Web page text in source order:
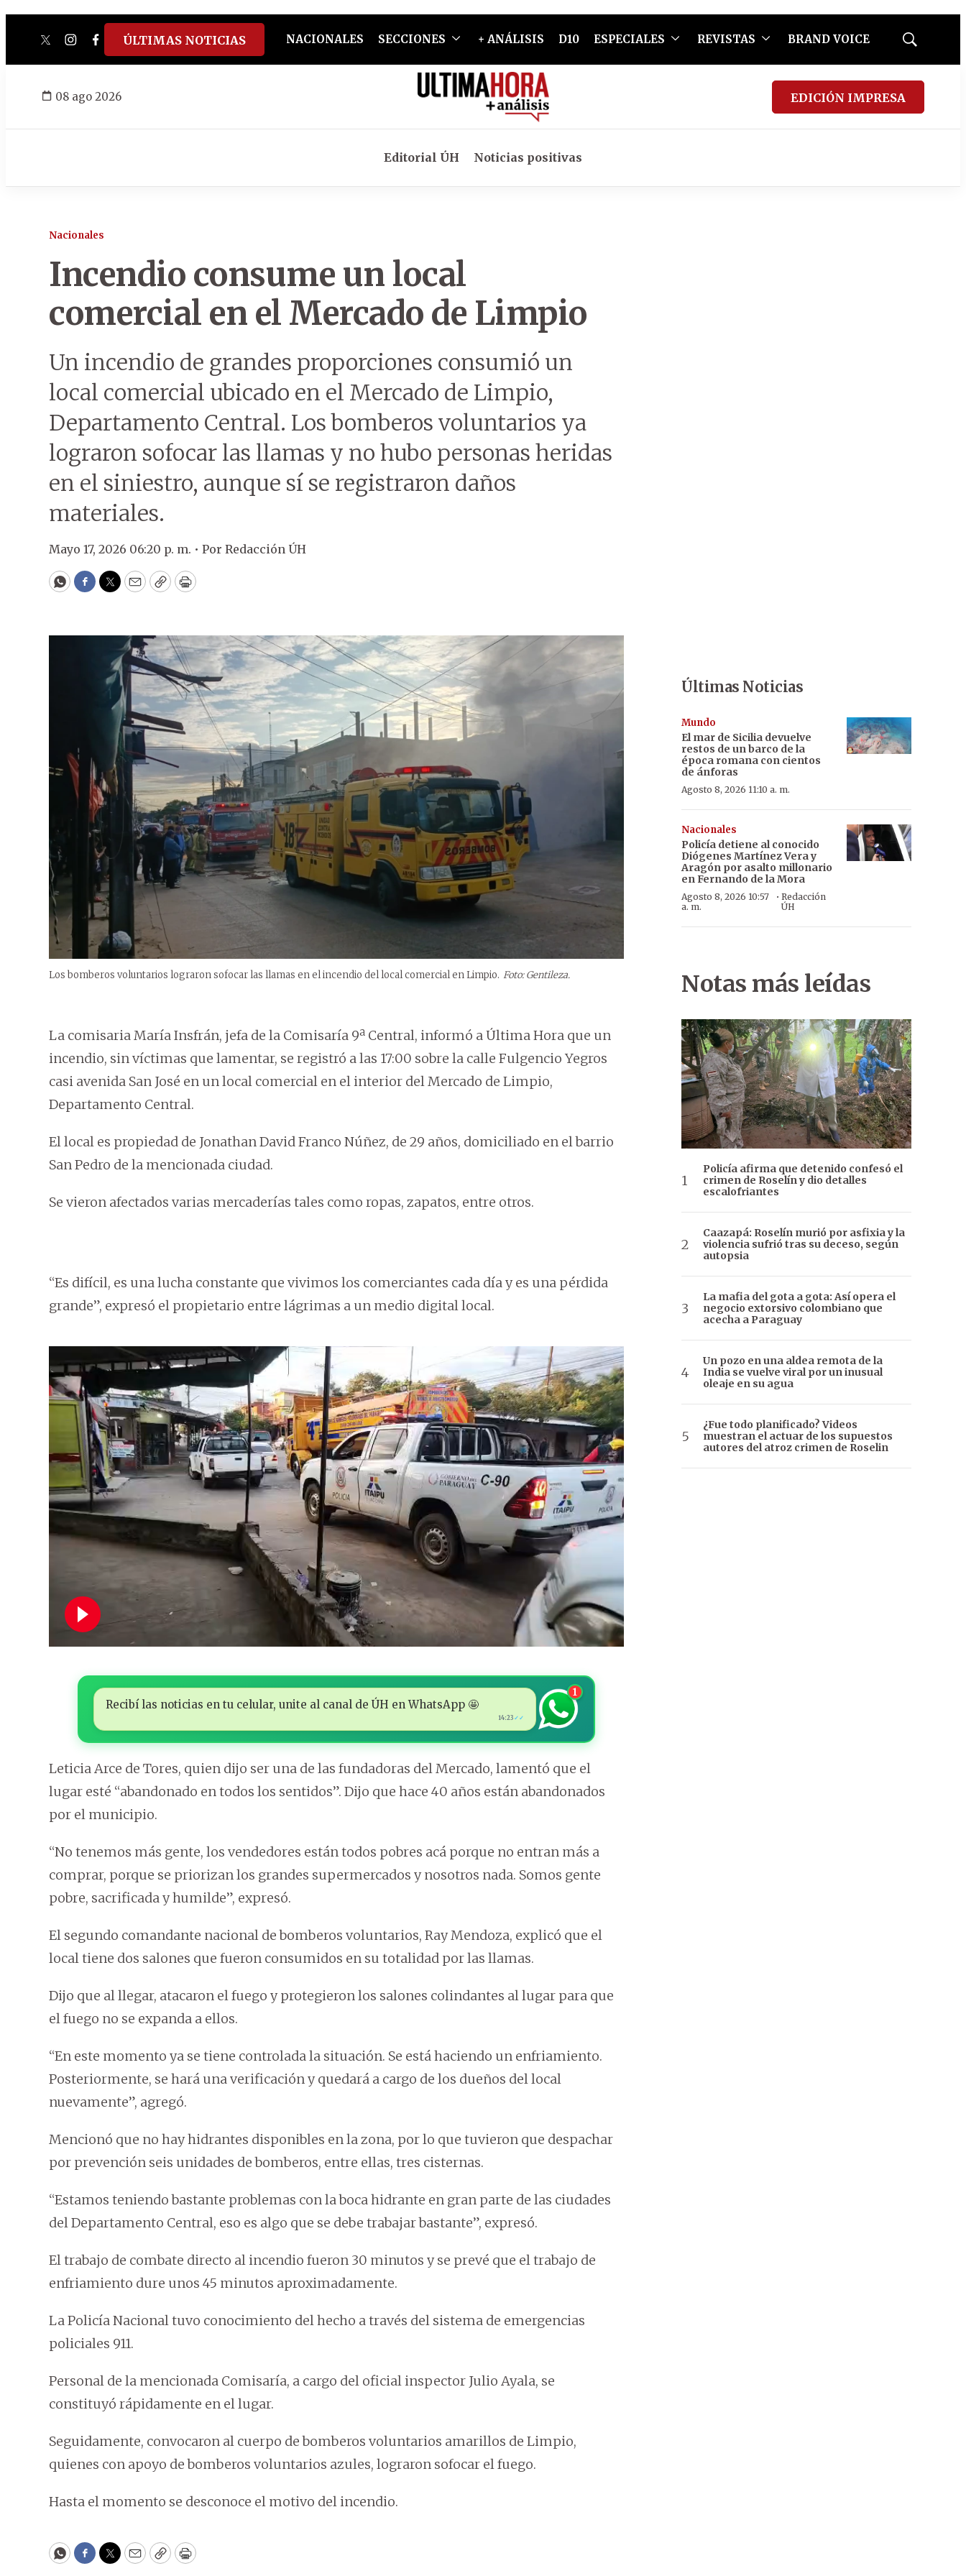
twitterinstagram
facebook
tiktokyoutube
spotify
ÚLTIMAS NOTICIAS NACIONALES SECCIONES + ANÁLISIS D10 ESPECIALES REVISTAS BRAND VOICE
Mostrar
08 ago 2026 EDICIÓN IMPRESA
Editorial ÚH Noticias positivas
Nacionales
Incendio consume un local
comercial en el Mercado de Limpio
Un incendio de grandes proporciones consumió un
local comercial ubicado en el Mercado de Limpio,
Departamento Central. Los bomberos voluntarios ya
lograron sofocar las llamas y no hubo personas heridas
en el siniestro, aunque sí se registraron daños
materiales.
Mayo 17, 2026 06:20 p. m. • Por Redacción ÚH
WhatsApp
Facebook
Twitter
EmailCopyPrint
Los bomberos voluntarios lograron sofocar las llamas en el incendio del local comercial en Limpio. Foto: Gentileza.
La comisaria María Insfrán, jefa de la Comisaría 9ª Central, informó a Última Hora que un
incendio, sin víctimas que lamentar, se registró a las 17:00 sobre la calle Fulgencio Yegros
casi avenida San José en un local comercial en el interior del Mercado de Limpio,
Departamento Central.
El local es propiedad de Jonathan David Franco Núñez, de 29 años, domiciliado en el barrio
San Pedro de la mencionada ciudad.
Se vieron afectados varias mercaderías tales como ropas, zapatos, entre otros.
“Es difícil, es una lucha constante que vivimos los comerciantes cada día y es una pérdida
grande”, expresó el propietario entre lágrimas a un medio digital local.
Recibí las noticias en tu celular, unite al canal de ÚH en WhatsApp 🤩
14:23 ✓✓
1
Leticia Arce de Tores, quien dijo ser una de las fundadoras del Mercado, lamentó que el
lugar esté “abandonado en todos los sentidos”. Dijo que hace 40 años están abandonados
por el municipio.
“No tenemos más gente, los vendedores están todos pobres acá porque no entran más a
comprar, porque se priorizan los grandes supermercados y nosotros nada. Somos gente
pobre, sacrificada y humilde”, expresó.
El segundo comandante nacional de bomberos voluntarios, Ray Mendoza, explicó que el
local tiene dos salones que fueron consumidos en su totalidad por las llamas.
Dijo que al llegar, atacaron el fuego y protegieron los salones colindantes al lugar para que
el fuego no se expanda a ellos.
“En este momento ya se tiene controlada la situación. Se está haciendo un enfriamiento.
Posteriormente, se hará una verificación y quedará a cargo de los dueños del local
nuevamente”, agregó.
Mencionó que no hay hidrantes disponibles en la zona, por lo que tuvieron que despachar
por prevención seis unidades de bomberos, entre ellas, tres cisternas.
“Estamos teniendo bastante problemas con la boca hidrante en gran parte de las ciudades
del Departamento Central, eso es algo que se debe trabajar bastante”, expresó.
El trabajo de combate directo al incendio fueron 30 minutos y se prevé que el trabajo de
enfriamiento dure unos 45 minutos aproximadamente.
La Policía Nacional tuvo conocimiento del hecho a través del sistema de emergencias
policiales 911.
Personal de la mencionada Comisaría, a cargo del oficial inspector Julio Ayala, se
constituyó rápidamente en el lugar.
Seguidamente, convocaron al cuerpo de bomberos voluntarios amarillos de Limpio,
quienes con apoyo de bomberos voluntarios azules, lograron sofocar el fuego.
Hasta el momento se desconoce el motivo del incendio.
WhatsApp
Facebook
Twitter
EmailCopyPrint
Últimas Noticias
Mundo
El mar de Sicilia devuelve
restos de un barco de la
época romana con cientos
de ánforas
Agosto 8, 2026 11:10 a. m.
Nacionales
Policía detiene al conocido
Diógenes Martínez Vera y
Aragón por asalto millonario
en Fernando de la Mora
Agosto 8, 2026 10:57
a. m.
·Redacción
ÚH
Notas más leídas
Policía afirma que detenido confesó el
crimen de Roselín y dio detalles
escalofriantes
Caazapá: Roselín murió por asfixia y la
violencia sufrió tras su deceso, según
autopsia
La mafia del gota a gota: Así opera el
negocio extorsivo colombiano que
acecha a Paraguay
Un pozo en una aldea remota de la
India se vuelve viral por un inusual
oleaje en su agua
¿Fue todo planificado? Videos
muestran el actuar de los supuestos
autores del atroz crimen de Roselin